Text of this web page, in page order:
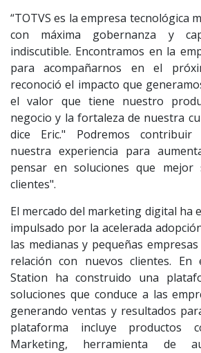
“TOTVS es la empresa tecnológica
con máxima gobernanza y
indiscutible. Encontramos en la
para acompañarnos en el
reconoció el impacto que
el valor que tiene nuestro
negocio y la fortaleza de nuestra
dice Eric." Podremos contribuir
nuestra experiencia para
pensar en soluciones que mejor
clientes".
El mercado del marketing digital ha
impulsado por la acelerada
las medianas y pequeñas
relación con nuevos clientes. En
Station ha construido una
soluciones que conduce a las
generando ventas y resultados
plataforma incluye productos
Marketing, herramienta de